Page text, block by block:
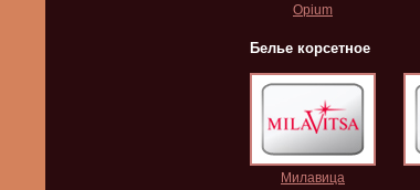
Opium
Белье корсетное
Милавица